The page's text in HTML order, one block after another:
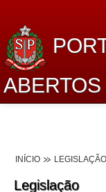
Dados Abertos
INÍCIO LEGISLAÇÃO
Legislação